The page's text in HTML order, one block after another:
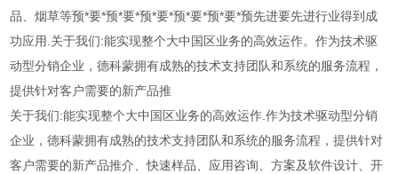
品、烟草等预*要*预*要*预*要*预*要*预*要*预先进要先进行业得到成
功应用.关于我们:能实现整个大中国区业务的高效运作。作为技术驱
动型分销企业，德科蒙拥有成熟的技术支持团队和系统的服务流程，
提供针对客户需要的新产品推
关于我们:能实现整个大中国区业务的高效运作.作为技术驱动型分销
企业，德科蒙拥有成熟的技术支持团队和系统的服务流程，提供针对
客户需要的新产品推介、快速样品、应用咨询、方案及软件设计、开